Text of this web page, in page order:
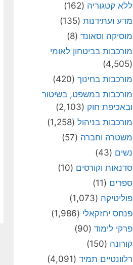
ללא קטגוריה (162)
מדע ועתידנות (135)
מוסיקה וסאונד (8)
מורכבות בביטחון לאומי
(4,505)
מורכבות בחינוך (420)
מורכבות במשפט, בשיטור
ובאכיפת חוק (2,103)
מורכבות בניהול (1,258)
משטרה וחברה (57)
נשים (43)
סדנאות וקורסים (10)
ספרים (11)
פוליטיקה (1,073)
פנחס יחזקאלי (1,986)
פרקי לימוד (90)
קורונה (150)
רלוונטיים תמיד (4,091)